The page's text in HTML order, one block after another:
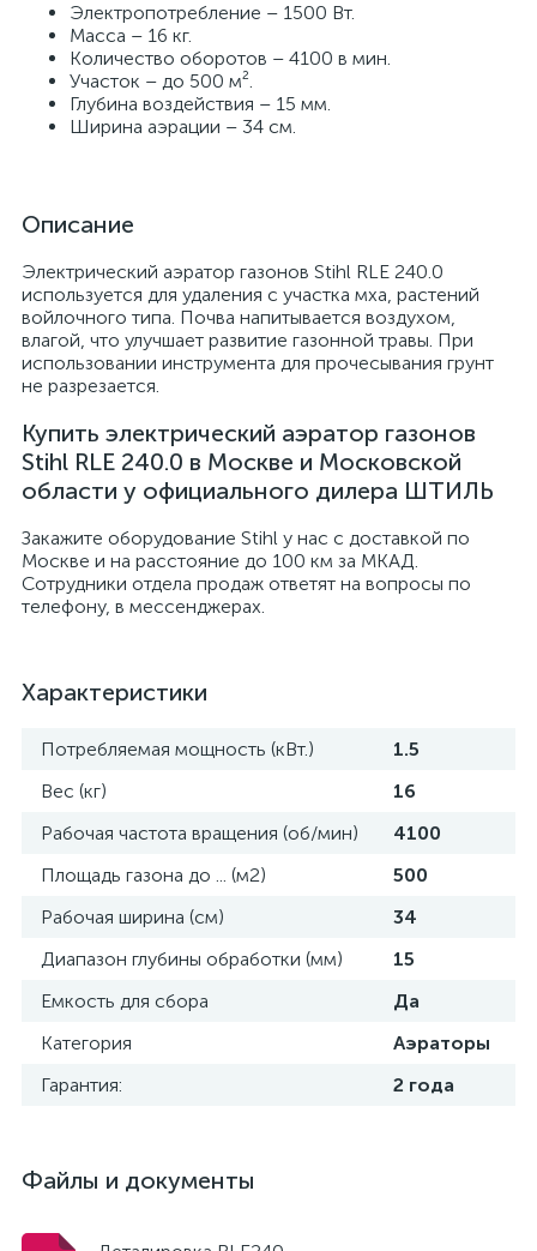
Электропотребление – 1500 Вт.
Масса – 16 кг.
Количество оборотов – 4100 в мин.
Участок – до 500 м².
Глубина воздействия – 15 мм.
Ширина аэрации – 34 см.
Описание
Электрический аэратор газонов Stihl RLE 240.0
используется для удаления с участка мха, растений
войлочного типа. Почва напитывается воздухом,
влагой, что улучшает развитие газонной травы. При
использовании инструмента для прочесывания грунт
не разрезается.
Купить электрический аэратор газонов
Stihl RLE 240.0 в Москве и Московской
области у официального дилера ШТИЛЬ
Закажите оборудование Stihl у нас с доставкой по
Москве и на расстояние до 100 км за МКАД.
Сотрудники отдела продаж ответят на вопросы по
телефону, в мессенджерах.
Характеристики
Потребляемая мощность (кВт.)
1.5
Вес (кг)
16
Рабочая частота вращения (об/мин)
4100
Площадь газона до ... (м2)
500
Рабочая ширина (см)
34
Диапазон глубины обработки (мм)
15
Емкость для сбора
Да
Категория
Аэраторы
Гарантия:
2 года
Файлы и документы